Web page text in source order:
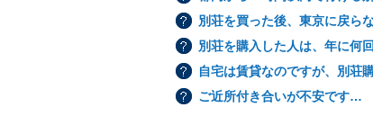
別荘を買った後、東京に戻ら
別荘を購入した人は、年に何
自宅は賃貸なのですが、別荘
ご近所付き合いが不安です…